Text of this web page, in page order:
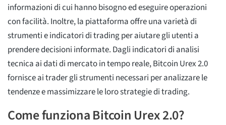
informazioni di cui hanno bisogno ed eseguire operazioni
con facilità. Inoltre, la piattaforma offre una varietà di
strumenti e indicatori di trading per aiutare gli utenti a
prendere decisioni informate. Dagli indicatori di analisi
tecnica ai dati di mercato in tempo reale, Bitcoin Urex 2.0
fornisce ai trader gli strumenti necessari per analizzare le
tendenze e massimizzare le loro strategie di trading.
Come funziona Bitcoin Urex 2.0?